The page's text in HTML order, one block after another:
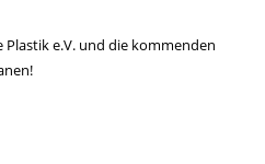
Plastik e.V. und die kommenden